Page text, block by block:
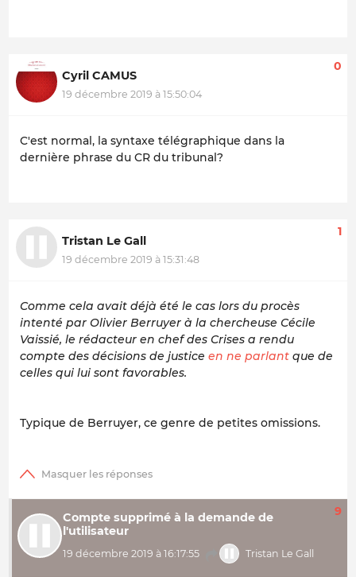
Cyril CAMUS
19 décembre 2019 à 15:50:04
0
C'est normal, la syntaxe télégraphique dans la
dernière phrase du CR du tribunal?
Tristan Le Gall
19 décembre 2019 à 15:31:48
1
Comme cela avait déjà été le cas lors du procès
intenté par Olivier Berruyer à la chercheuse Cécile
Vaissié, le rédacteur en chef des Crises a rendu
compte des décisions de justice en ne parlant que de
celles qui lui sont favorables.
Typique de Berruyer, ce genre de petites omissions.
Compte supprimé à la demande de
l'utilisateur
19 décembre 2019 à 16:17:55 Tristan Le Gall
9